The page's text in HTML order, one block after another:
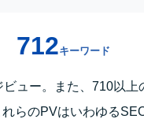
712キーワード
ュー。また、710以上
らのPVはいわゆる